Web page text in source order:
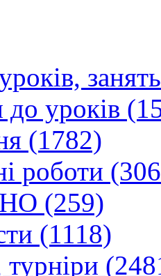
до уроків
(1782)
роботи
(259)
(1118)